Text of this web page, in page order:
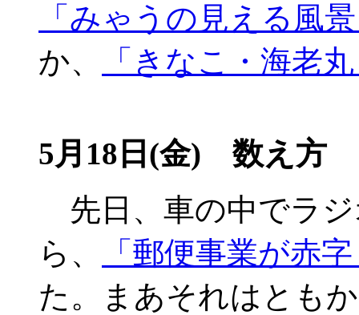
「みゃうの見える風
か、
「きなこ・海老
5月18日(金) 数え方
先日、車の中でラ
ら、
「郵便事業が赤
た。まあそれはとも